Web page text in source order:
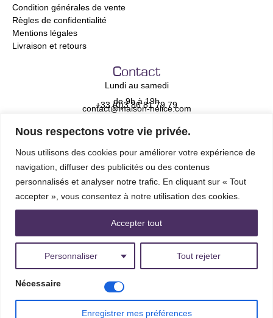
Nous respectons votre vie privée.
Nous utilisons des cookies pour améliorer votre expérience de
navigation, diffuser des publicités ou des contenus
personnalisés et analyser notre trafic. En cliquant sur « Tout
accepter », vous consentez à notre utilisation des cookies.
Personnaliser Tout rejeter
Accepter tout
Nécessaire
Enregistrer mes préférences
Condition générales de vente
Règles de confidentialité
Mentions légales
Livraison et retours
Contact
Lundi au samedi
de 9h à 19h
+33 (0)3 86 81 79 79
contact@maison-helice.com
Newsletter
Adresse e-mail *
Méthodes de Paiement
© Escaliers Décors® – Tous droits réservés